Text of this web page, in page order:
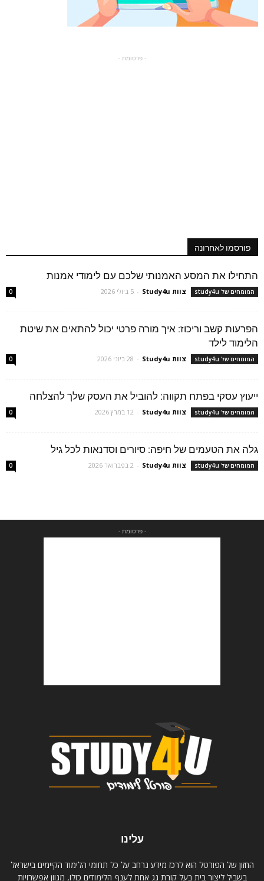
- פרסומת -
פורסמו לאחרונה
התחילו את המסע האמנותי שלכם עם לימודי אמנות
המומחים של study4u צוות Study4u - 5 ביולי 2026 0
הפרעות קשב וריכוז: איך מורה פרטי יכול להתאים את שיטת
הלימוד לילד
המומחים של study4u צוות Study4u - 28 ביוני 2026 0
ייעוץ עסקי בפתח תקווה: להוביל את העסק שלך להצלחה
המומחים של study4u צוות Study4u - 12 במרץ 2026 0
גלה את הטעמים של חיפה: סיורים וסדנאות לכל גיל
המומחים של study4u צוות Study4u - 2 בפברואר 2026 0
- פרסומת -
עלינו
החזון של הפורטל הוא לרכז מידע נרחב על כל תחומי הלימוד הקיימים בישראל
בשביל ליצור בית בעל קורת גג אחת לענף הלימודים כולו, מגוון אפשרויות